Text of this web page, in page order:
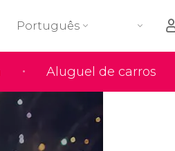
Aluguel de carros
Português
O seu